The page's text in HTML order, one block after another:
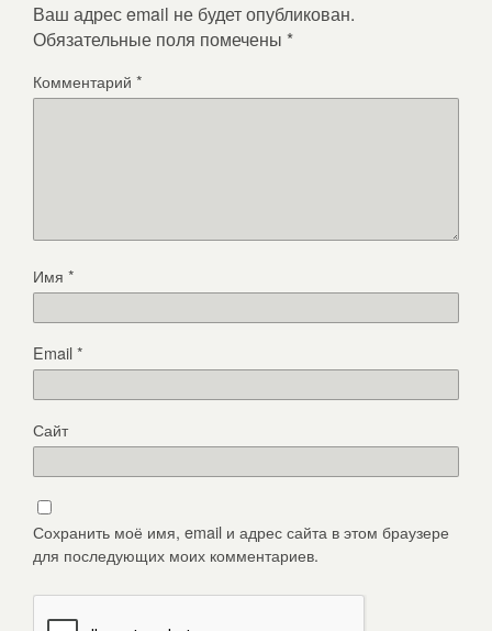
Ваш адрес email не будет опубликован.
Обязательные поля помечены *
Комментарий *
Имя *
Email*
Сайт
Сохранить моё имя, email и адрес сайта в этом браузере
для последующих моих комментариев.